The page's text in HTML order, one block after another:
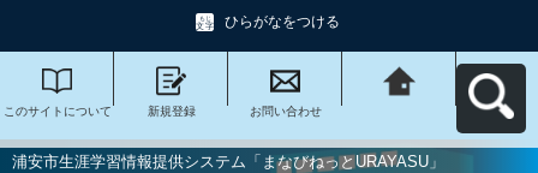
ひらがなをつける
このサイトについて 新規登録 お問い合わせ
びねっと
URAYASU」へ戻る
浦安市生涯学習情報提供システム「まなびねっとURAYASU」